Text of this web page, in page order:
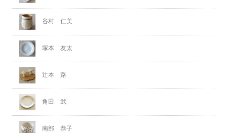
谷村 仁美
塚本 友太
辻本 路
角田 武
南部 恭子